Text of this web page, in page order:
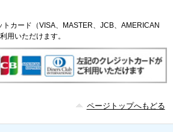
カード（VISA、MASTER、JCB、AMERICAN
用いただけます。
ページトップへもどる